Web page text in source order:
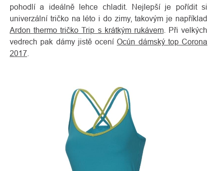
pohodlí a ideálně lehce chladit. Nejlepší je pořídit si
univerzální tričko na léto i do zimy, takovým je například
Ardon thermo tričko Trip s krátkým rukávem. Při velkých
vedrech pak dámy jistě oceníOcún dámský top Corona
2017